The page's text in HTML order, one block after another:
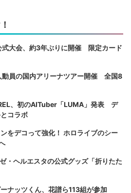
式大会、約3年ぶりに開催 限定カード
員の国内アリーナツアー開催 全国8
、初のAITuber「LUMA」発表 デ
コラボ
をデコって強化！ ホロライブのシー
・ヘルエスタの公式グッズ「折りたた
ナッツくん、花譜ら113組が参加